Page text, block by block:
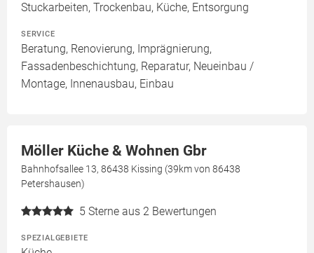
Stuckarbeiten, Trockenbau, Küche, Entsorgung
SERVICE
Beratung, Renovierung, Imprägnierung,
Fassadenbeschichtung, Reparatur, Neueinbau /
Montage, Innenausbau, Einbau
Möller Küche & Wohnen Gbr
Bahnhofsallee 13, 86438 Kissing (39km von 86438
Petershausen)
5 Sterne aus 2 Bewertungen
SPEZIALGEBIETE